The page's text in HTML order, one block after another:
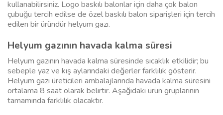
kullanabilirsiniz. Logo baskılı balonlar için daha çok balon
çubuğu tercih edilse de özel baskılı balon siparişleri için tercih
edilen bir üründür helyum gazı.
Helyum gazının havada kalma süresi
Helyum gazının havada kalma süresinde sıcaklık etkilidir; bu
sebeple yaz ve kış aylarındaki değerler farklılık gösterir.
Helyum gazı üreticileri ambalajlarında havada kalma süresini
ortalama 8 saat olarak belirtir. Aşağıdaki ürün gruplarının
tamamında farklılık olacaktır.